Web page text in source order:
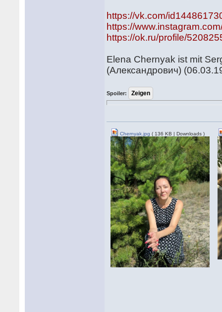
https://vk.com/
https://
https://ok.ru/profile/
Elena Chernyak ist mit
(Александрович)
Spoiler:
Chernyak.jpg ( 136 KB | Downloads )